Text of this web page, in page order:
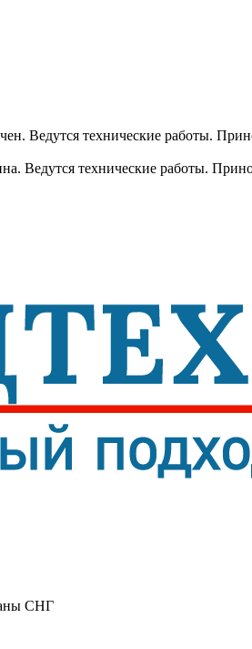
Ведутся технические работы.
Ведутся технические работы.
СНГ